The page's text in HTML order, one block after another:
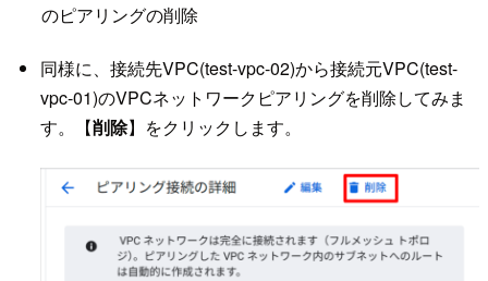
のピアリングの削除
同様に、接続先VPC(test-vpc-02)から接続元VPC(test-
vpc-01)のVPCネットワークピアリングを削除してみま
す。【削除】をクリックします。